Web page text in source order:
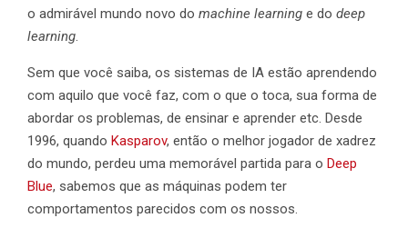
o admirável mundo novo do machine learning e do deep
learning.
Sem que você saiba, os sistemas de IA estão aprendendo
com aquilo que você faz, com o que o toca, sua forma de
abordar os problemas, de ensinar e aprender etc. Desde
1996, quando Kasparov, então o melhor jogador de xadrez
do mundo, perdeu uma memorável partida para o Deep
Blue, sabemos que as máquinas podem ter
comportamentos parecidos com os nossos.